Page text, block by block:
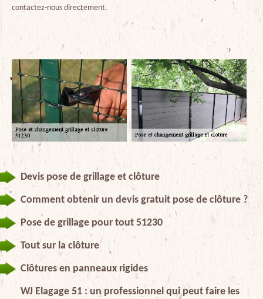
contactez-nous directement.
Devis pose de grillage et clôture
Comment obtenir un devis gratuit pose de clôture ?
Pose de grillage pour tout 51230
Tout sur la clôture
Clôtures en panneaux rigides
WJ Elagage 51 : un professionnel qui peut faire les